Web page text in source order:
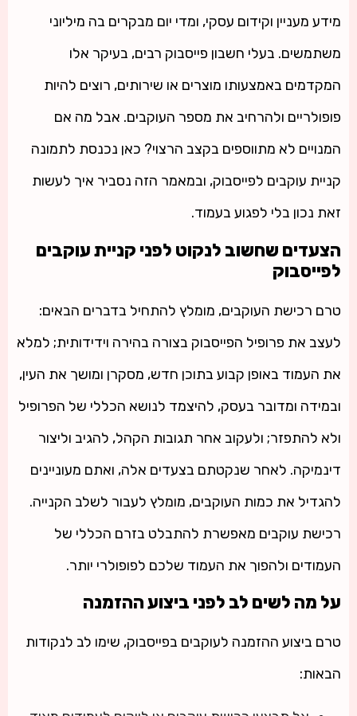
מידע מעניין וקידום עסקי, ומדי יום מבקרים בה מיליוני
משתמשים. בעלי חשבון פייסבוק רבים, בעיקר אלו
המקדמים באמצעותו מוצרים או שירותים, רוצים להיות
פופולריים ולהרחיב את מספר העוקבים. אבל מה אם
המנויים לא מתווספים בקצב הרצוי? כאן נכנסת לתמונה
קניית עוקבים לפייסבוק, ובמאמר הזה נסביר איך לעשות
זאת נכון בלי לפגוע בעמוד.
הצעדים שחשוב לנקוט לפני קניית עוקבים
לפייסבוק
טרם רכישת העוקבים, מומלץ להתחיל בדברים הבאים:
לעצב את פרופיל הפייסבוק בצורה בהירה וידידותית; למלא
את העמוד באופן קבוע בתוכן חדש, מסקרן ומושך את העין,
ובמידה ומדובר בעסק, להיצמד לנושא הכללי של הפרופיל
ולא להתפזר; ולעקוב אחר תגובות הקהל, להגיב וליצור
דינמיקה. לאחר שנקטתם בצעדים אלה, ואתם מעוניינים
להגדיל את כמות העוקבים, מומלץ לעבור לשלב הקנייה.
רכישת עוקבים מאפשרת להתבלט בזרם הכללי של
העמודים ולהפוך את העמוד שלכם לפופולרי יותר.
על מה לשים לב לפני ביצוע ההזמנה
טרם ביצוע ההזמנה לעוקבים בפייסבוק, שימו לב לנקודות
הבאות: